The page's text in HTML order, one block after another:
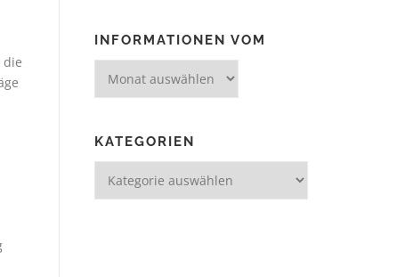
die
INFORMATIONEN VOM
KATEGORIEN